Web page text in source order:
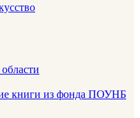
книги из фонда ПОУНБ